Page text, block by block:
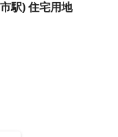
駅) 住宅用地